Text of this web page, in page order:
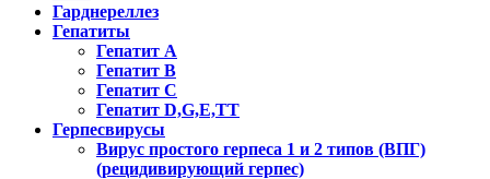
Гарднереллез
Гепатиты
Гепатит А
Гепатит В
Гепатит С
Гепатит D,G,Е,ТТ
Герпесвирусы
Вирус простого герпеса 1 и 2 типов (ВПГ)
(рецидивирующий герпес)